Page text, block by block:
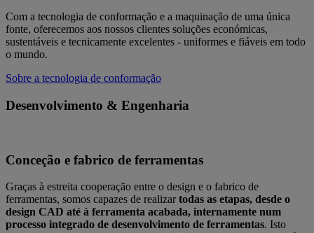
Com a tecnologia de conformação e a maquinação de uma única
fonte, oferecemos aos nossos clientes soluções económicas,
sustentáveis e tecnicamente excelentes - uniformes e fiáveis em todo
o mundo.
Sobre a tecnologia de conformação
Desenvolvimento & Engenharia
Conceção e fabrico de ferramentas
Graças à estreita cooperação entre o design e o fabrico de
ferramentas, somos capazes de realizartodas as etapas, desde o
design CAD até à ferramenta acabada, internamente num
processo integrado de desenvolvimento de ferramentas. Isto